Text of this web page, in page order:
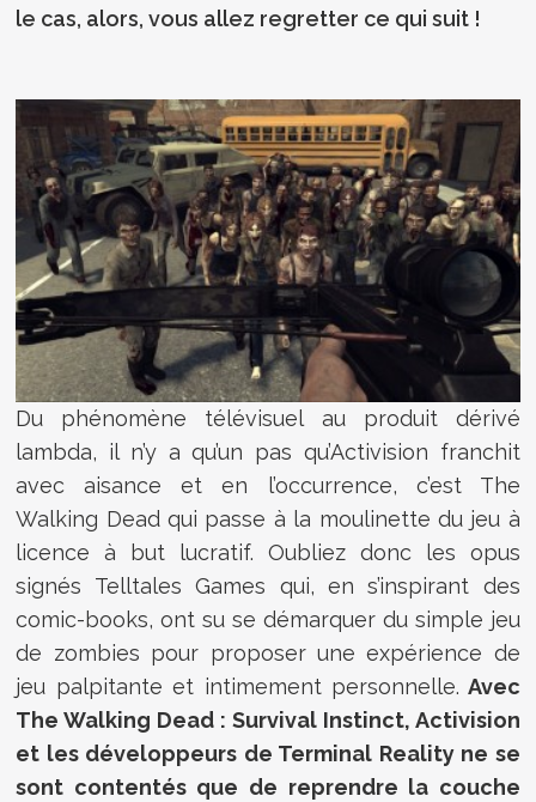
le cas, alors, vous allez regretter ce qui suit !
Du phénomène télévisuel au produit dérivé
lambda, il n’y a qu’un pas qu’Activision franchit
avec aisance et en l’occurrence, c’est The
Walking Dead qui passe à la moulinette du jeu à
licence à but lucratif. Oubliez donc les opus
signés Telltales Games qui, en s’inspirant des
comic-books, ont su se démarquer du simple jeu
de zombies pour proposer une expérience de
jeu palpitante et intimement personnelle. Avec
The Walking Dead : Survival Instinct, Activision
et les développeurs de Terminal Reality ne se
sont contentés que de reprendre la couche